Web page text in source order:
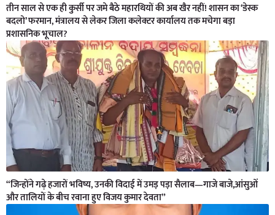
तीन साल से एक ही कुर्सी पर जमे बैठे महारथियों की अब खैर नहीं! शासन का ‘डेस्क
बदलो’ फरमान, मंत्रालय से लेकर जिला कलेक्टर कार्यालय तक मचेगा बड़ा
प्रशासनिक भूचाल?
“जिन्होंने गढ़े हजारों भविष्य, उनकी विदाई में उमड़ पड़ा सैलाब—गाजे बाजे,आंसुओं
और तालियों के बीच रवाना हुए विजय कुमार देवता”